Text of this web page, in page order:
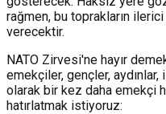
rağmen, bu toprakların
verecektir.
NATO Zirvesi'ne hayır
emekçiler, gençler,
olarak bir kez daha emekçi
hatırlatmak istiyoruz: